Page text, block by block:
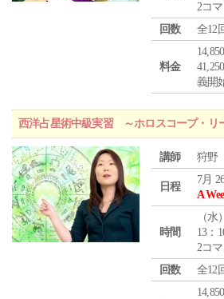
2コマ
回数
全12
料金
義開
西洋占星術中級実習 ～ホロスコープ・リ
講師 狩野
日程
7月
A
時間
（水）
13：
2コマ
回数
全12